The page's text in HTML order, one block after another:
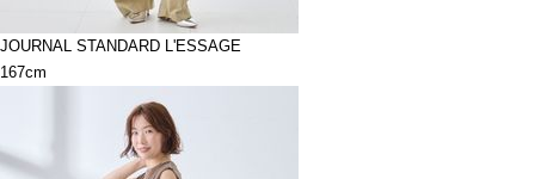
JOURNAL STANDARD L'ESSAGE
167cm